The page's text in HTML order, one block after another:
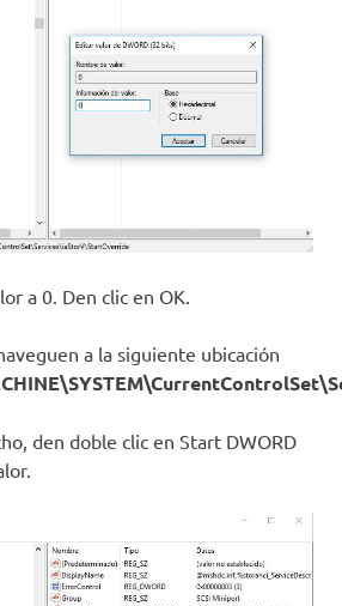
a 0. Den clic en OK.
a la siguiente ubicación
den doble clic en Start DWORD